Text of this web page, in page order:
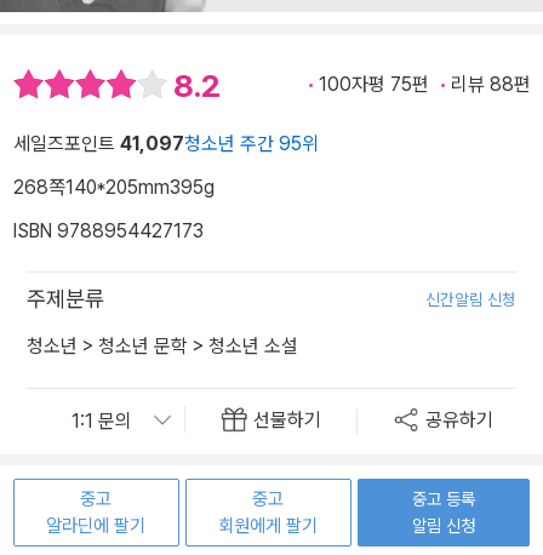
8.2 100자평 75편 리뷰 88편
세일즈포인트 41,097청소년 주간 95위
268쪽140*205mm395g
ISBN 9788954427173
주제분류 신간알림 신청
청소년 > 청소년 문학 > 청소년 소설
선물하기 공유하기
중고
알라딘에 팔기
중고
회원에게 팔기
중고 등록
알림 신청